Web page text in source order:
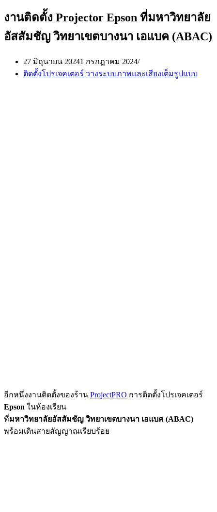
งานติดตั้ง Projector Epson ที่มหาวิทยาลัย
อัสสัมชัญ วิทยาเขตบางนา เอแบค (ABAC)
27 มิถุนายน 20241 กรกฎาคม 2024
ติดตั้งโปรเจคเตอร์ วางระบบภาพและเสียงเต็มรูปแบบ
อีกหนึ่งงานติดตั้งของร้าน ProjectPRO การติดตั้งโปรเจคเตอร์
Epson ในห้องเรียน
ที่มหาวิทยาลัยอัสสัมชัญ วิทยาเขตบางนา เอแบค (ABAC)
พร้อมเดินสายสัญญาณเรียบร้อย